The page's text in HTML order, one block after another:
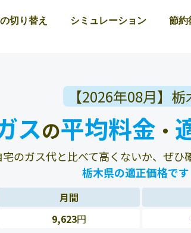
切り替え シミュレーション 節約
【2026年08月】
スの平均料金 ・
宅のガス代と比べて高くないか、ぜひ
栃木県の適正価格です
月間
9,623円